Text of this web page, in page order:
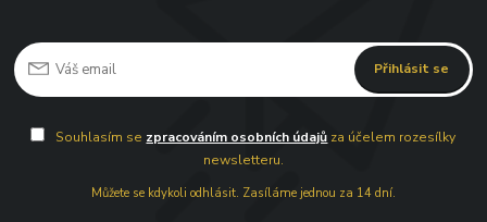
Přihlásit se
Souhlasím se zpracováním osobních údajů za účelem rozesílky
newsletteru.
Můžete se kdykoli odhlásit. Zasíláme jednou za 14 dní.